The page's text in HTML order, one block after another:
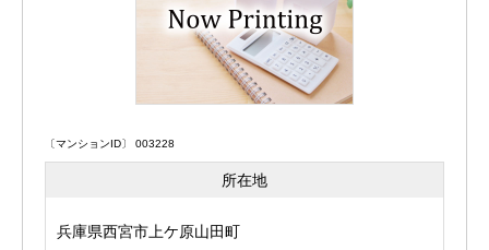
〔マンションID〕 003228
所在地
兵庫県西宮市上ケ原山田町